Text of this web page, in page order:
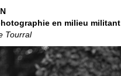
en milieu militant
Tourral